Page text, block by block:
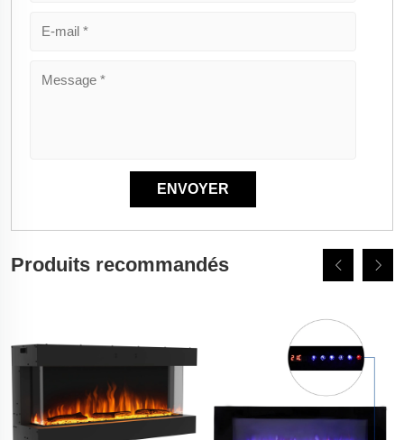
Produits recommandés